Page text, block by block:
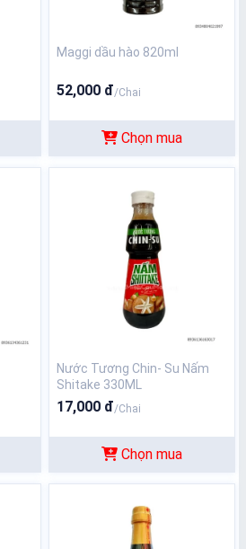
Maggi dầu hào 820ml
52,000 đ/Chai
Chọn mua
Nước Tương Chin- Su Nấm
Shitake 330ML
17,000 đ/Chai
Chọn mua